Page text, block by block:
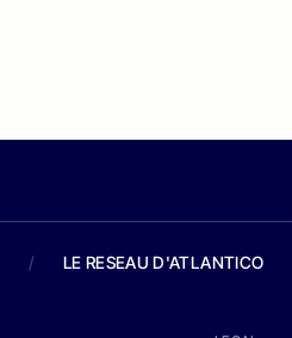
/ LE RESEAU D'ATLANTICO